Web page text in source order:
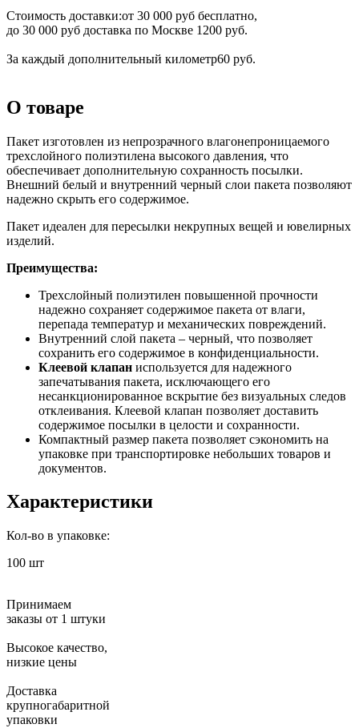
Стоимость доставки:от 30 000 руб бесплатно,
до 30 000 руб доставка по Москве 1200 руб.
За каждый дополнительный километр60 руб.
О товаре
Пакет изготовлен из непрозрачного влагонепроницаемого
трехслойного полиэтилена высокого давления, что
обеспечивает дополнительную сохранность посылки.
Внешний белый и внутренний черный слои пакета позволяют
надежно скрыть его содержимое.
Пакет идеален для пересылки некрупных вещей и ювелирных
изделий.
Преимущества:
Трехслойный полиэтилен повышенной прочности
надежно сохраняет содержимое пакета от влаги,
перепада температур и механических повреждений.
Внутренний слой пакета – черный, что позволяет
сохранить его содержимое в конфиденциальности.
Клеевой клапан используется для надежного
запечатывания пакета, исключающего его
несанкционированное вскрытие без визуальных следов
отклеивания. Клеевой клапан позволяет доставить
содержимое посылки в целости и сохранности.
Компактный размер пакета позволяет сэкономить на
упаковке при транспортировке небольших товаров и
документов.
Характеристики
Кол-во в упаковке:
100 шт
Принимаем
заказы от 1 штуки
Высокое качество,
низкие цены
Доставка
крупногабаритной
упаковки